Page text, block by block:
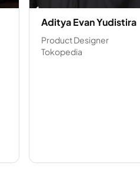
Aditya Evan Yudistira
Product Designer
Tokopedia